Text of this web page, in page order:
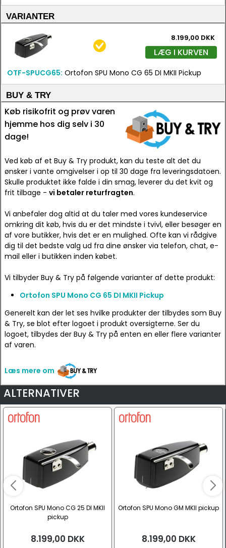
VARIANTER
8.199,00 DKK
LÆG I KURVEN
OTF-SPUCG65: Ortofon SPU Mono CG 65 DI MKII Pickup
BUY & TRY
Køb risikofrit og prøv varen
hjemme hos dig selv i 30
dage!
Ved køb af et Buy & Try produkt, kan du teste alt det du
ønsker i vante omgivelser i op til 30 dage fra leveringsdatoen.
Skulle produktet ikke falde i din smag, leverer du det kvit og
frit tilbage - vi betaler returfragten.
Vi anbefaler dog altid at du taler med vores kundeservice
omkring dit køb, hvis du er det mindste i tvivl, eller besøger en
af vore butikker, hvis det er en mulighed. Ofte kan vi rådgive
dig til det bedste valg ud fra dine ønsker via telefon, chat, e-
mail eller i butikken inden købet.
Vi tilbyder Buy & Try på følgende varianter af dette produkt:
Ortofon SPU Mono CG 65 DI MKII Pickup
Generelt kan der let ses hvilke produkter der tilbydes som Buy
& Try, se blot efter logoet i produkt oversigterne. Ser du
logoet, tilbydes der Buy & Try på enten en eller flere varianter
af varen.
Læs mere om
ALTERNATIVER
Ortofon SPU Mono CG 25 DI MKII
pickup
8.199,00 DKK
Ortofon SPU Mono GM MKII pickup
8.199,00 DKK